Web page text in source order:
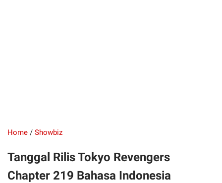
Home / Showbiz
Tanggal Rilis Tokyo Revengers
Chapter 219 Bahasa Indonesia